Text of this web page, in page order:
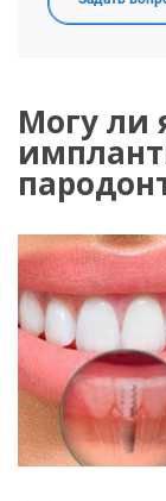
Могу ли